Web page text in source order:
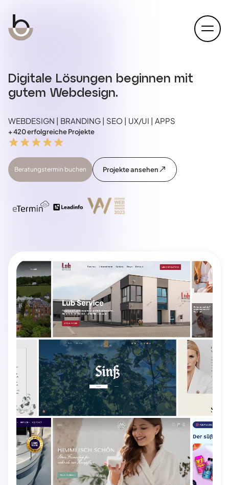
open
Digitale Lösungen beginnen mit
gutem Webdesign.
+ 420 erfolgreiche Projekte
WEBDESIGN | BRANDING | SEO | UX/UI | APPS
Beratungstermin buchen Projekte ansehen